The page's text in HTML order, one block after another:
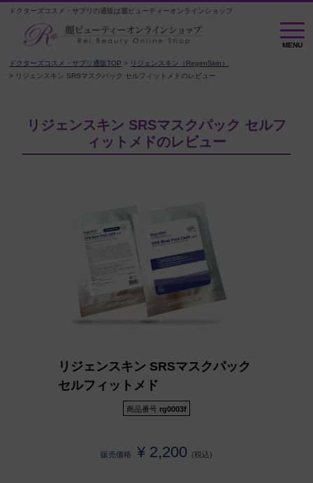
ドクターズコスメ・サプリの通販は麗ビューティーオンラインショップ
M
E
N
MENU
ドクターズコスメ・サプリ通販TOP
リジェンスキン（RegenSkin）
リジェンスキン SRSマスクパック セルフィットメドのレビュー
リジェンスキン SRSマスクパック セルフ
ィットメドのレビュー
リジェンスキン SRSマスクパック
セルフィットメド
商品番号 rg0003f
販売価格 ¥ 2,200 税込